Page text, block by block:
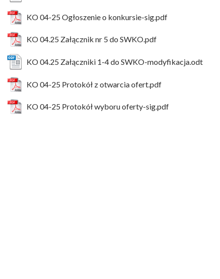
KO 04-25 Ogłoszenie o konkursie-sig.pdf
KO 04.25 Załącznik nr 5 do SWKO.pdf
KO 04.25 Załączniki 1-4 do SWKO-modyfikacja.odt
KO 04-25 Protokół z otwarcia ofert.pdf
KO 04-25 Protokół wyboru oferty-sig.pdf